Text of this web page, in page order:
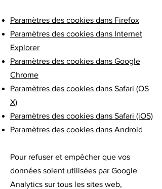
Paramètres des cookies dans Firefox
Paramètres des cookies dans Internet
Explorer
Paramètres des cookies dans Google
Chrome
Paramètres des cookies dans Safari (OS
X)
Paramètres des cookies dans Safari (iOS)
Paramètres des cookies dans Android
Pour refuser et empêcher que vos
données soient utilisées par Google
Analytics sur tous les sites web,